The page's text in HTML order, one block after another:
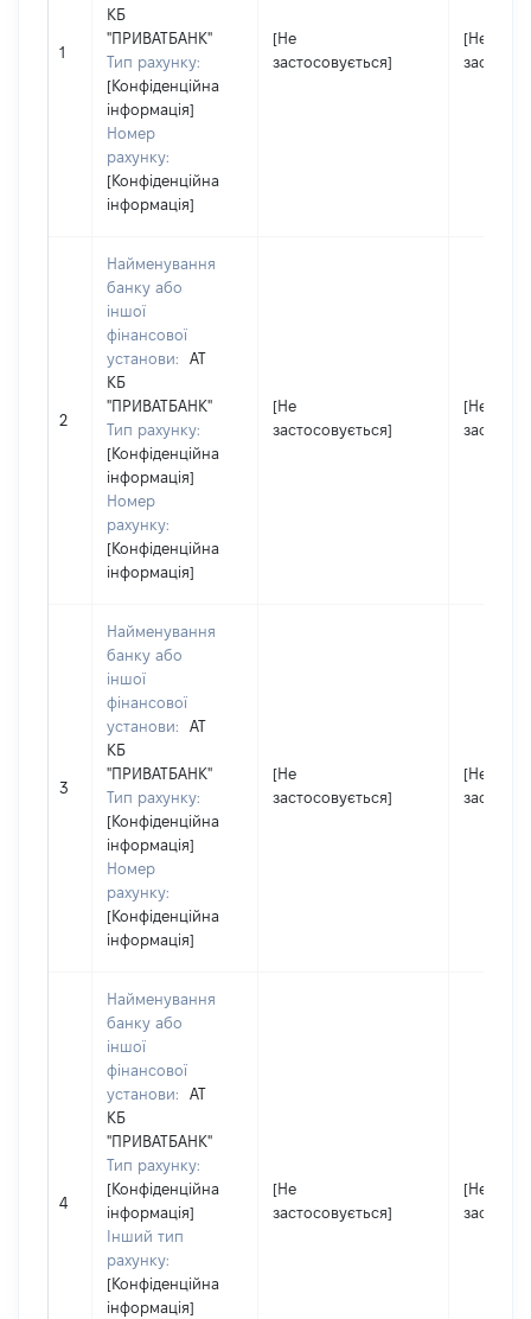
1
КБ
"ПРИВАТБАНК"
Тип рахунку:
[Конфіденційна
інформація]
Номер
рахунку:
[Конфіденційна
інформація]
[Не
застосовується]
[Не
2
Найменування
банку або
іншої
фінансової
установи:
АТ
КБ
"ПРИВАТБАНК"
Тип рахунку:
[Конфіденційна
інформація]
Номер
рахунку:
[Конфіденційна
інформація]
[Не
застосовується]
[Не
3
Найменування
банку або
іншої
фінансової
установи:
АТ
КБ
"ПРИВАТБАНК"
Тип рахунку:
[Конфіденційна
інформація]
Номер
рахунку:
[Конфіденційна
інформація]
[Не
застосовується]
[Не
4
Найменування
банку або
іншої
фінансової
установи:
АТ
КБ
"ПРИВАТБАНК"
Тип рахунку:
[Конфіденційна
інформація]
Інший тип
рахунку:
[Конфіденційна
інформація]
[Не
застосовується]
[Не